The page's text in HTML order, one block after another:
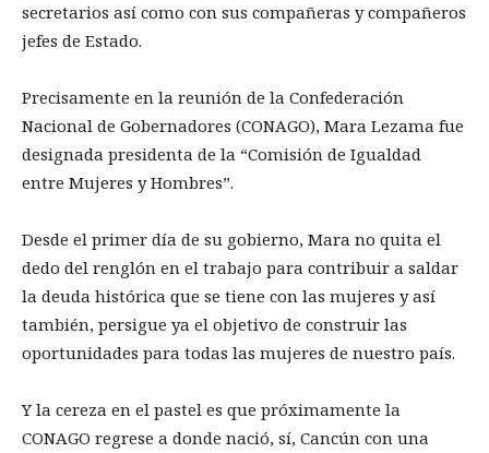
secretarios así como con sus compañeras y compañeros
jefes de Estado.
Precisamente en la reunión de la Confederación
Nacional de Gobernadores (CONAGO), Mara Lezama fue
designada presidenta de la “Comisión de Igualdad
entre Mujeres y Hombres”.
Desde el primer día de su gobierno, Mara no quita el
dedo del renglón en el trabajo para contribuir a saldar
la deuda histórica que se tiene con las mujeres y así
también, persigue ya el objetivo de construir las
oportunidades para todas las mujeres de nuestro país.
Y la cereza en el pastel es que próximamente la
CONAGO regrese a donde nació, sí, Cancún con una